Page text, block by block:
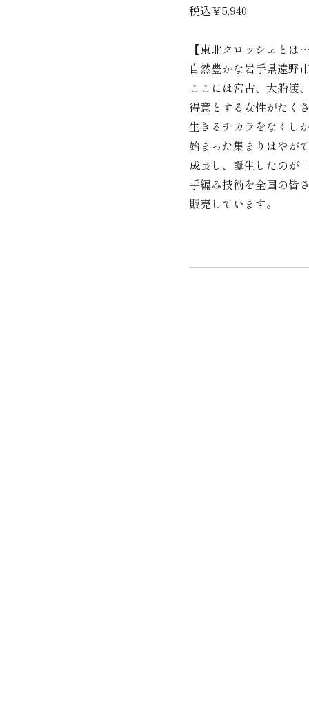
税込￥5,940
【東北クロッシェとは
自然豊かな岩手県遠野
ここには宮古、大船渡
得意とする女性がたく
生きるチカラをなくし
始まった集まりはやが
成長し、誕生したのが
手編み技術を全国の皆
販売しています。